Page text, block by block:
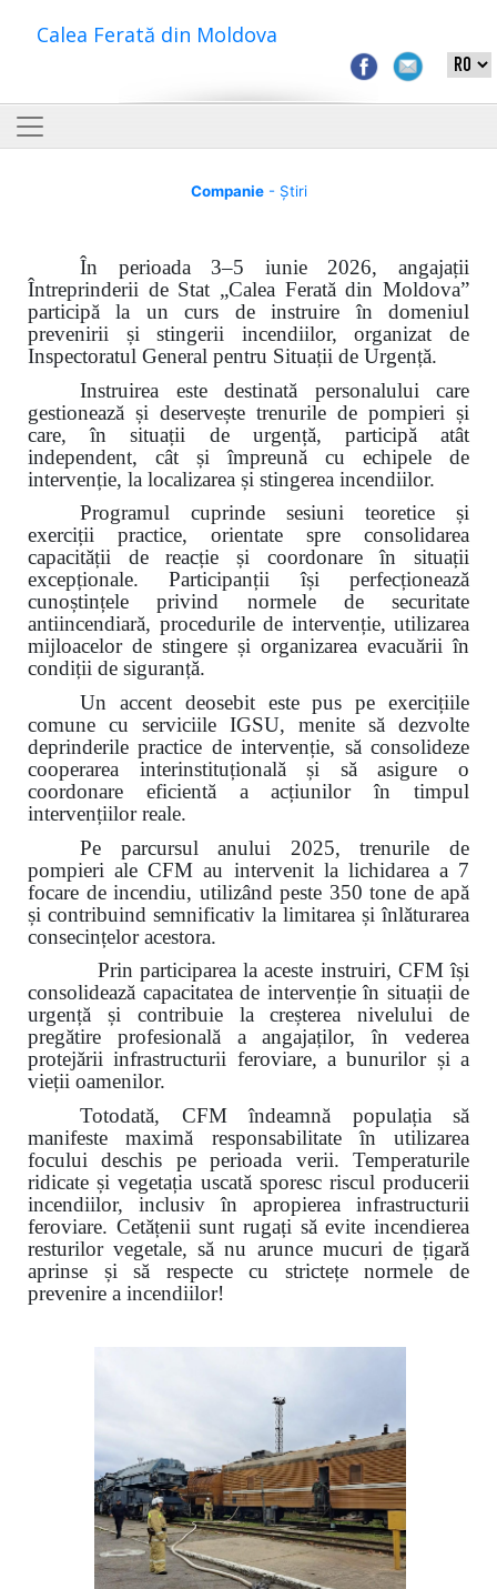
Calea Ferată din Moldova
Companie- Știri
În perioada 3–5 iunie 2026, angajații
Întreprinderii de Stat „Calea Ferată din Moldova”
participă la un curs de instruire în domeniul
prevenirii și stingerii incendiilor, organizat de
Inspectoratul General pentru Situații de Urgență.
Instruirea este destinată personalului care
gestionează și deservește trenurile de pompieri și
care, în situații de urgență, participă atât
independent, cât și împreună cu echipele de
intervenție, la localizarea și stingerea incendiilor.
Programul cuprinde sesiuni teoretice și
exerciții practice, orientate spre consolidarea
capacității de reacție și coordonare în situații
excepționale. Participanții își perfecționează
cunoștințele privind normele de securitate
antiincendiară, procedurile de intervenție, utilizarea
mijloacelor de stingere și organizarea evacuării în
condiții de siguranță.
Un accent deosebit este pus pe exercițiile
comune cu serviciile IGSU, menite să dezvolte
deprinderile practice de intervenție, să consolideze
cooperarea interinstituțională și să asigure o
coordonare eficientă a acțiunilor în timpul
intervențiilor reale.
Pe parcursul anului 2025, trenurile de
pompieri ale CFM au intervenit la lichidarea a 7
focare de incendiu, utilizând peste 350 tone de apă
și contribuind semnificativ la limitarea și înlăturarea
consecințelor acestora.
Prin participarea la aceste instruiri, CFM își
consolidează capacitatea de intervenție în situații de
urgență și contribuie la creșterea nivelului de
pregătire profesională a angajaților, în vederea
protejării infrastructurii feroviare, a bunurilor și a
vieții oamenilor.
Totodată, CFM îndeamnă populația să
manifeste maximă responsabilitate în utilizarea
focului deschis pe perioada verii. Temperaturile
ridicate și vegetația uscată sporesc riscul producerii
incendiilor, inclusiv în apropierea infrastructurii
feroviare. Cetățenii sunt rugați să evite incendierea
resturilor vegetale, să nu arunce mucuri de țigară
aprinse și să respecte cu strictețe normele de
prevenire a incendiilor!